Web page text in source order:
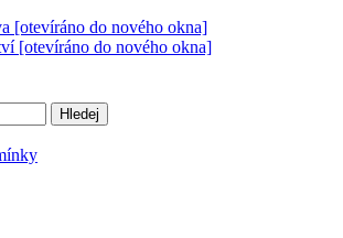
[otevíráno do nového okna]
[otevíráno do nového okna]